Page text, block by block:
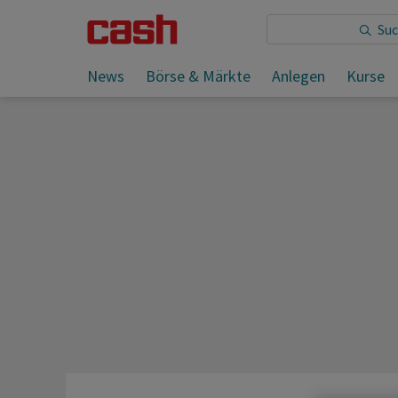
News Börse & Märkte Anlegen Kurse
Sie lesen: